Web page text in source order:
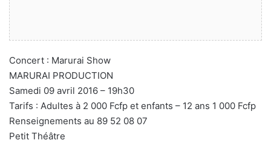
Concert : Marurai Show
MARURAI PRODUCTION
Samedi 09 avril 2016 – 19h30
Tarifs : Adultes à 2 000 Fcfp et enfants – 12 ans 1 000 Fcfp
Renseignements au 89 52 08 07
Petit Théâtre